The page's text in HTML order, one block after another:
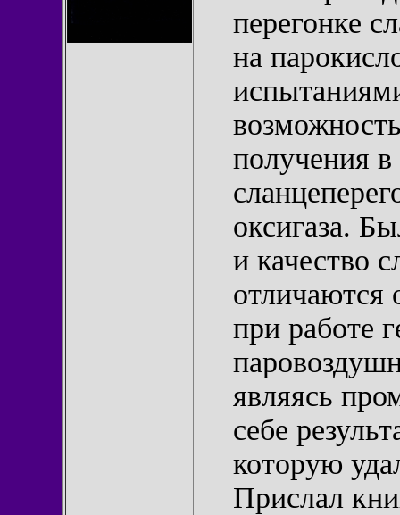
перегонке
на
получения
оксигаза.
и качество
отличаются
при работе
являясь
себе
которую
Прислал